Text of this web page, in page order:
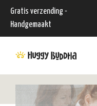
naar
inhoud
Gratis verzending -
Handgemaakt